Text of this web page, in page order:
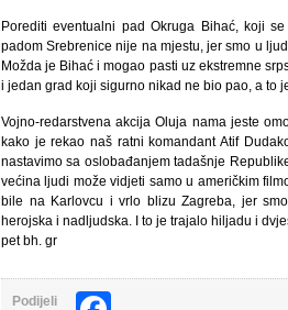
Porediti eventualni pad Okruga Bihać, koji
padom Srebrenice nije na mjestu, jer smo u
Možda je Bihać i mogao pasti uz ekstremne
i jedan grad koji sigurno nikad ne bio pao, a to
Vojno-redarstvena akcija Oluja nama jeste
kako je rekao naš ratni komandant Atif
nastavimo sa oslobađanjem tadašnje
većina ljudi može vidjeti samo u američkim
bile na Karlovcu i vrlo blizu Zagreba, jer
herojska i nadljudska. I to je trajalo hiljadu i
pet bh. gr
Podijeli